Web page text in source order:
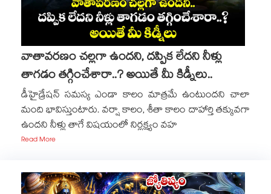
వాతావరణం చల్లగా ఉందని, దప్పిక లేదని నీళ్లు
తాగడం తగ్గించేశారా..? అయితే మీ కిడ్నీలు..
డీహైడ్రేషన్ సమస్య ఎండా కాలం మాత్రమే ఉంటుందని చాలా
మంది భావిస్తుంటారు. వర్షా కాలం, శీతా కాలం దాహార్తి తక్కువగా
ఉందని నీళ్లు తాగే విషయంలో నిర్లక్ష్యం వహ
Read More